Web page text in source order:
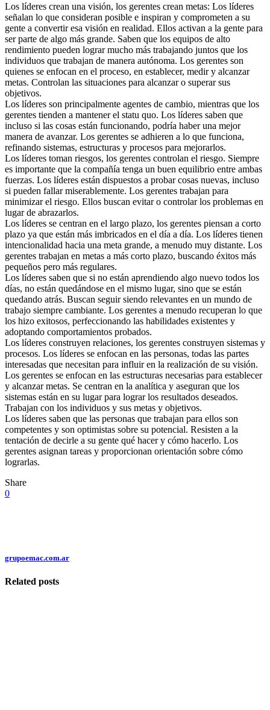
Los líderes crean una visión, los gerentes crean metas: Los líderes
señalan lo que consideran posible e inspiran y comprometen a su
gente a convertir esa visión en realidad. Ellos activan a la gente para
ser parte de algo más grande. Saben que los equipos de alto
rendimiento pueden lograr mucho más trabajando juntos que los
individuos que trabajan de manera autónoma. Los gerentes son
quienes se enfocan en el proceso, en establecer, medir y alcanzar
metas. Controlan las situaciones para alcanzar o superar sus
objetivos.
Los líderes son principalmente agentes de cambio, mientras que los
gerentes tienden a mantener el statu quo. Los líderes saben que
incluso si las cosas están funcionando, podría haber una mejor
manera de avanzar. Los gerentes se adhieren a lo que funciona,
refinando sistemas, estructuras y procesos para mejorarlos.
Los líderes toman riesgos, los gerentes controlan el riesgo. Siempre
es importante que la compañía tenga un buen equilibrio entre ambas
fuerzas. Los líderes están dispuestos a probar cosas nuevas, incluso
si pueden fallar miserablemente. Los gerentes trabajan para
minimizar el riesgo. Ellos buscan evitar o controlar los problemas en
lugar de abrazarlos.
Los líderes se centran en el largo plazo, los gerentes piensan a corto
plazo ya que están más imbricados en el día a día. Los líderes tienen
intencionalidad hacia una meta grande, a menudo muy distante. Los
gerentes trabajan en metas a más corto plazo, buscando éxitos más
pequeños pero más regulares.
Los líderes saben que si no están aprendiendo algo nuevo todos los
días, no están quedándose en el mismo lugar, sino que se están
quedando atrás. Buscan seguir siendo relevantes en un mundo de
trabajo siempre cambiante. Los gerentes a menudo recuperan lo que
los hizo exitosos, perfeccionando las habilidades existentes y
adoptando comportamientos probados.
Los líderes construyen relaciones, los gerentes construyen sistemas y
procesos. Los líderes se enfocan en las personas, todas las partes
interesadas que necesitan para influir en la realización de su visión.
Los gerentes se enfocan en las estructuras necesarias para establecer
y alcanzar metas. Se centran en la analítica y aseguran que los
sistemas están en su lugar para lograr los resultados deseados.
Trabajan con los individuos y sus metas y objetivos.
Los líderes saben que las personas que trabajan para ellos son
competentes y son optimistas sobre su potencial. Resisten a la
tentación de decirle a su gente qué hacer y cómo hacerlo. Los
gerentes asignan tareas y proporcionan orientación sobre cómo
lograrlas.
Share
0
grupoemac.com.ar
Related posts